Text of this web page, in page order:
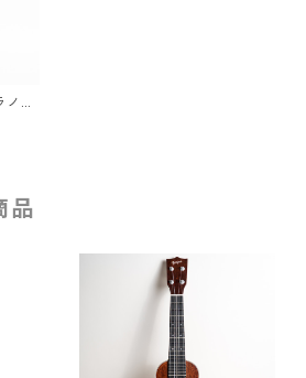
ウ
品